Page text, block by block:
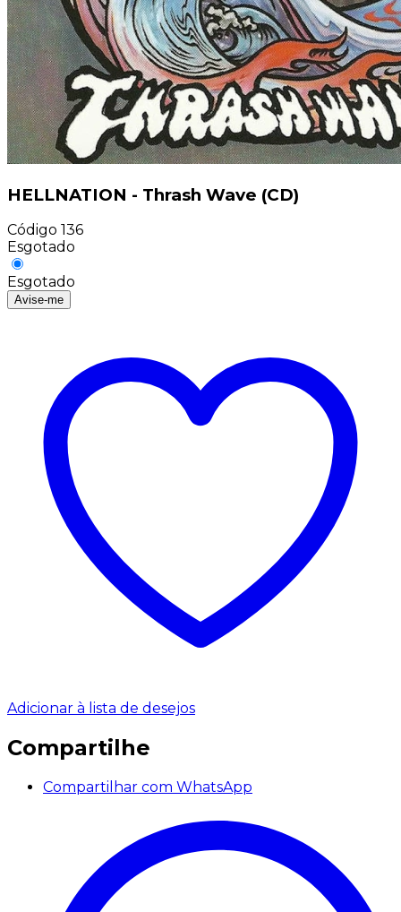
HELLNATION - Thrash Wave (CD)
Código 136
Esgotado
Esgotado
Avise-me
Adicionar à lista de desejos
Compartilhe
Compartilhar com WhatsApp